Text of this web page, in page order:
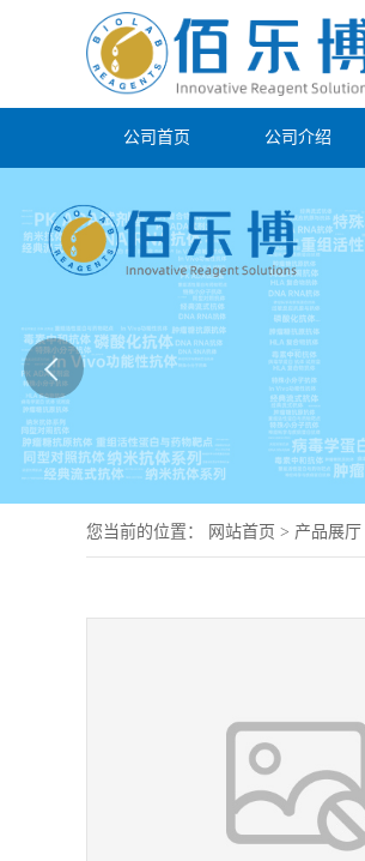
公司首页 公司介绍
您当前的位置： 网站首页 > 产品展厅